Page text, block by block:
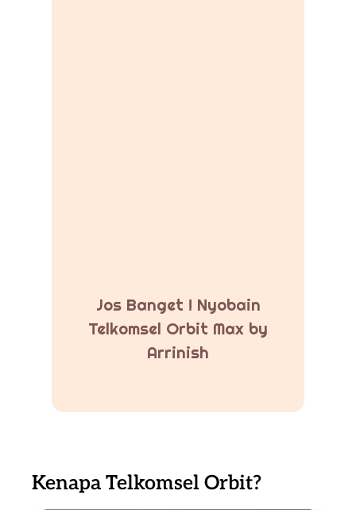
Jos Banget ! Nyobain
Telkomsel Orbit Max by
Arrinish
Kenapa Telkomsel Orbit?